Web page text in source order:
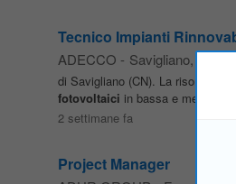
Tecnico Impianti
ADECCO - Savigliano, 16 km
di Savigliano (CN). La risorsa
fotovoltaici in bassa e media
2 settimane fa
Project Manager